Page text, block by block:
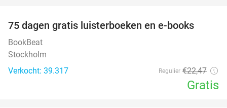
75 dagen gratis luisterboeken en e-books
BookBeat
Stockholm
Verkocht: 39.317
Regulier €22,47
Gratis